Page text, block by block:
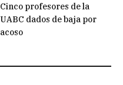
Cinco profesores de la
UABC dados de baja por
acoso